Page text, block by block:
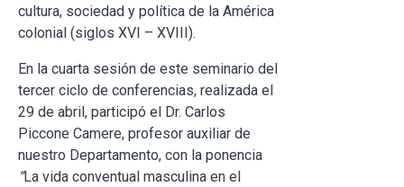
cultura, sociedad y política de la América
colonial (siglos XVI – XVIII).
En la cuarta sesión de este seminario del
tercer ciclo de conferencias, realizada el
29 de abril, participó el Dr. Carlos
Piccone Camere, profesor auxiliar de
nuestro Departamento, con la ponencia
“La vida conventual masculina en el